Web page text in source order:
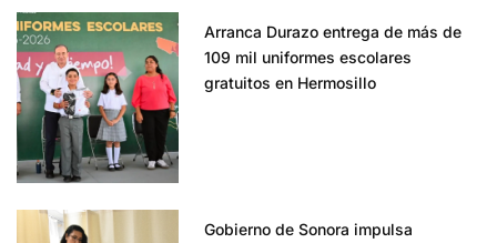
Arranca Durazo entrega de más de
109 mil uniformes escolares
gratuitos en Hermosillo
Gobierno de Sonora impulsa